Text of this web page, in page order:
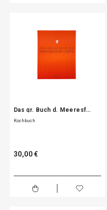
Das gr. Buch d. Meeresf…
Kochbuch
30,00 €